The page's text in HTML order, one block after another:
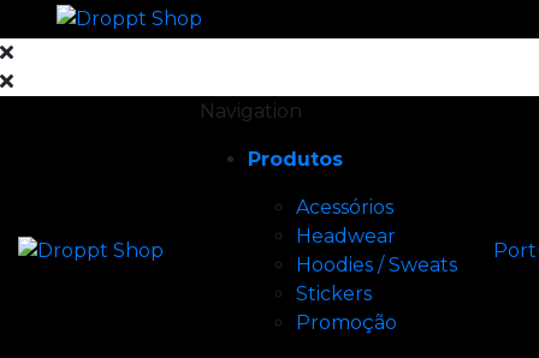
Navigation
Produtos
Acessórios
Headwear
Hoodies / Sweats
Stickers
Promoção